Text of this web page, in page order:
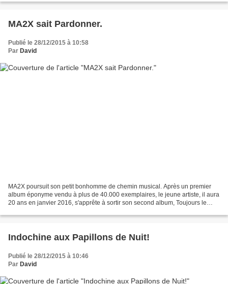
MA2X sait Pardonner.
Publié le 28/12/2015 à 10:58
Par David
MA2X poursuit son petit bonhomme de chemin musical. Après un premier
album éponyme vendu à plus de 40.000 exemplaires, le jeune artiste, il aura
20 ans en janvier 2016, s'apprête à sortir son second album, Toujours le
Indochine aux Papillons de Nuit!
Publié le 28/12/2015 à 10:46
Par David